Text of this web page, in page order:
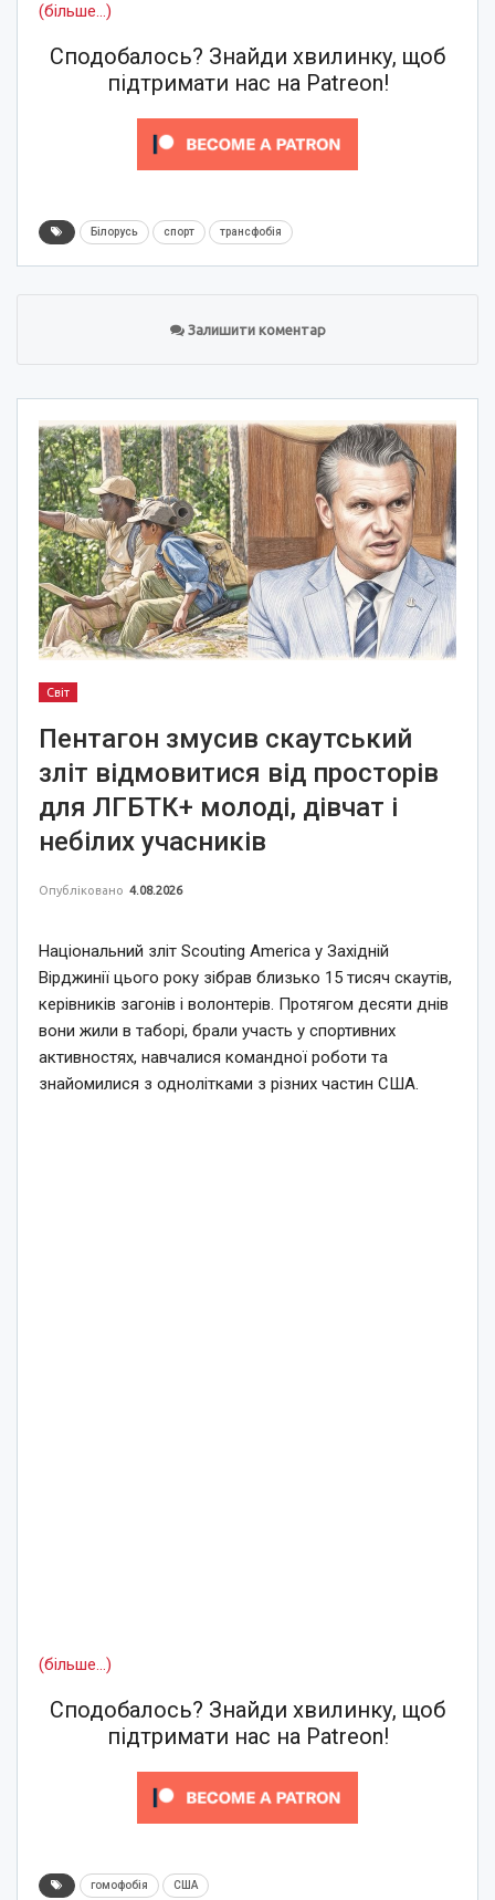
(більше…)
Сподобалось? Знайди хвилинку, щоб
підтримати нас на Patreon!
Білорусь спорт трансфобія
Залишити коментар
Світ
Пентагон змусив скаутський
зліт відмовитися від просторів
для ЛГБТК+ молоді, дівчат і
небілих учасників
Опубліковано 4.08.2026
Національний зліт Scouting America у Західній
Вірджинії цього року зібрав близько 15 тисяч скаутів,
керівників загонів і волонтерів. Протягом десяти днів
вони жили в таборі, брали участь у спортивних
активностях, навчалися командної роботи та
знайомилися з однолітками з різних частин США.
(більше…)
Сподобалось? Знайди хвилинку, щоб
підтримати нас на Patreon!
гомофобія США